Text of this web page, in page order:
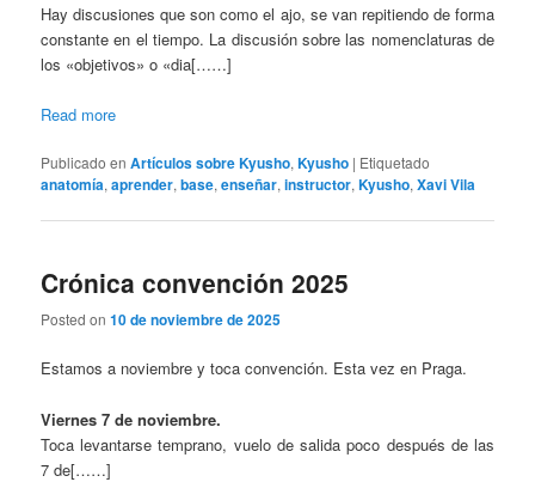
Hay discusiones que son como el ajo, se van repitiendo de forma
constante en el tiempo. La discusión sobre las nomenclaturas de
los «objetivos» o «dia[……]
Read more
Publicado en Artículos sobre Kyusho,Kyusho | Etiquetado
anatomía,aprender,base,enseñar,instructor,Kyusho,Xavi Vila
Crónica convención 2025
Posted on10 de noviembre de 2025
Estamos a noviembre y toca convención. Esta vez en Praga.
Viernes 7 de noviembre.
Toca levantarse temprano, vuelo de salida poco después de las
7 de[……]